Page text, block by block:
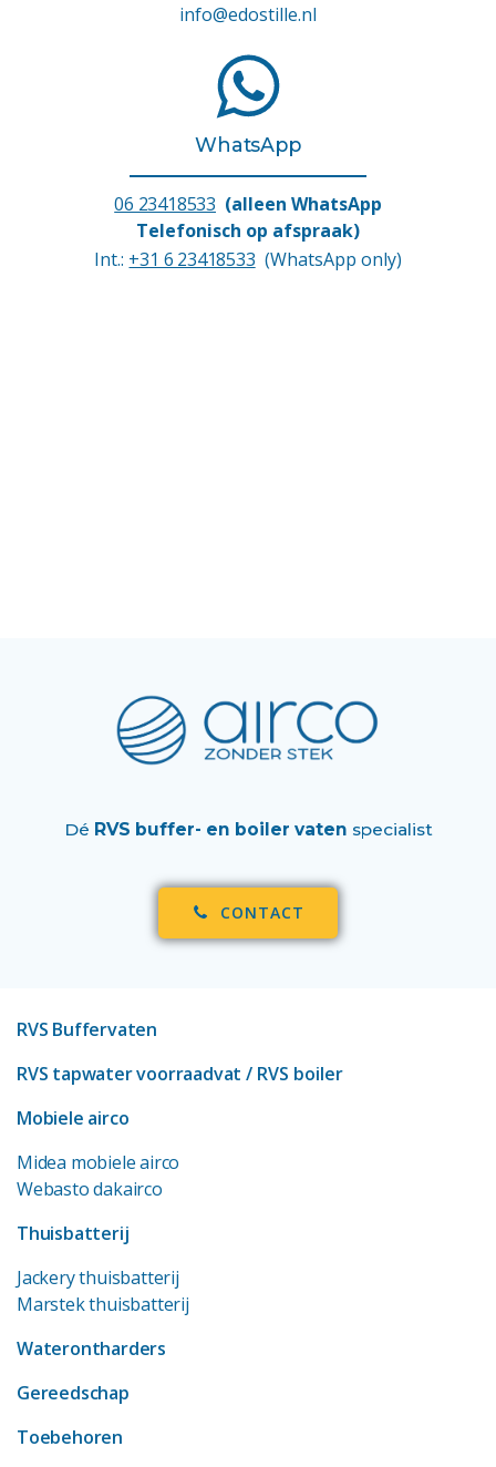
info@edostille.nl
WhatsApp
06 23418533 (alleen WhatsApp
Telefonisch op afspraak)
Int.: +31 6 23418533 (WhatsApp only)
Dé RVS buffer- en boiler vaten specialist
CONTACT
RVS Buffervaten
RVS tapwater voorraadvat / RVS boiler
Mobiele airco
Midea mobiele airco
Webasto dakairco
Thuisbatterij
Jackery thuisbatterij
Marstek thuisbatterij
Waterontharders
Gereedschap
Toebehoren